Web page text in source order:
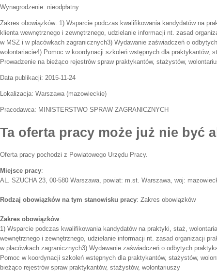
Wynagrodzenie: nieodpłatny
Zakres obowiązków: 1) Wsparcie podczas kwalifikowania kandydatów na
klienta wewnętrznego i zewnętrznego, udzielanie informacji nt. zasad
w MSZ i w placówkach zagranicznych3) Wydawanie zaświadczeń o
wolontariacie4) Pomoc w koordynacji szkoleń wstępnych dla praktykantów,
Prowadzenie na bieżąco rejestrów spraw praktykantów, stażystów,
Data publikacji: 2015-11-24
Lokalizacja: Warszawa(mazowieckie)
Pracodawca: MINISTERSTWO SPRAW ZAGRANICZNYCH
Ta oferta pracy może już nie być
Oferta pracy pochodzi z Powiatowego Urzędu Pracy.
Miejsce pracy:
AL. SZUCHA 23, 00-580 Warszawa, powiat: m.st. Warszawa, woj:
Rodzaj obowiązków na tym stanowisku pracy: Zakres obowiązków
Zakres obowiązków:
1) Wsparcie podczas kwalifikowania kandydatów na praktyki, staż,
wewnętrznego i zewnętrznego, udzielanie informacji nt. zasad organizacji
w placówkach zagranicznych3) Wydawanie zaświadczeń o odbytych
Pomoc w koordynacji szkoleń wstępnych dla praktykantów, stażystów,
bieżąco rejestrów spraw praktykantów, stażystów, wolontariuszy